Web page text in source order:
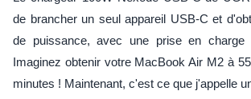
de brancher un seul appareil USB-C et
de puissance, avec une prise en charge
Imaginez obtenir votre MacBook Air M2 à
minutes ! Maintenant, c'est ce que j'appelle